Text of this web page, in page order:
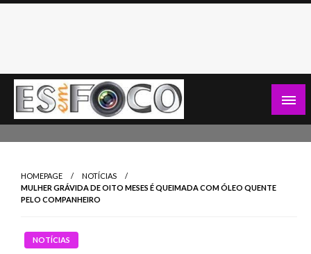
Skip
HOMEPAGE
NOTÍCIAS
MULHER GRÁVIDA DE OITO MESES É QUEIMADA COM ÓLEO QUENTE
PELO COMPANHEIRO
NOTÍCIAS